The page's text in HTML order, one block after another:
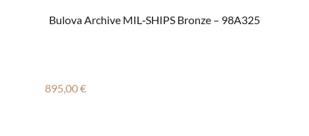
Bulova Archive MIL‑SHIPS Bronze – 98A325
Regulärer Preis:
895,00 €